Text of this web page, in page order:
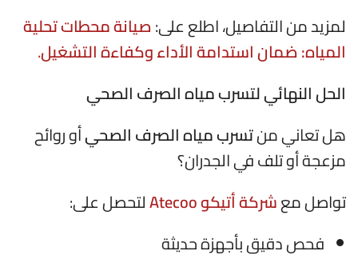
لمزيد من التفاصيل، اطلع على:صيانة محطات تحلية
المياه: ضمان استدامة الأداء وكفاءة التشغيل.
الحل النهائي لتسرب مياه الصرف الصحي
هل تعاني منتسرب مياه الصرف الصحيأو روائح
مزعجة أو تلف في الجدران؟
تواصل معشركة أتيكو Atecoo
لتحصل على:
فحص دقيق بأجهزة حديثة